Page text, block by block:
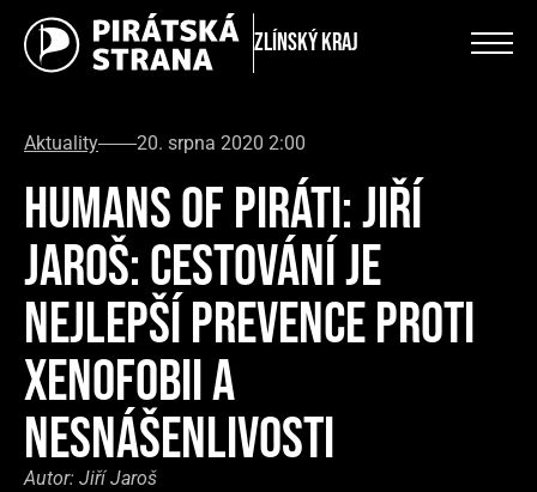
Zlínský kraj
Aktuality 20. srpna 2020 2:00
HUMANS OF PIRÁTI: JIŘÍ
JAROŠ: CESTOVÁNÍ JE
NEJLEPŠÍ PREVENCE PROTI
XENOFOBII A
NESNÁŠENLIVOSTI
Autor: Jiří Jaroš